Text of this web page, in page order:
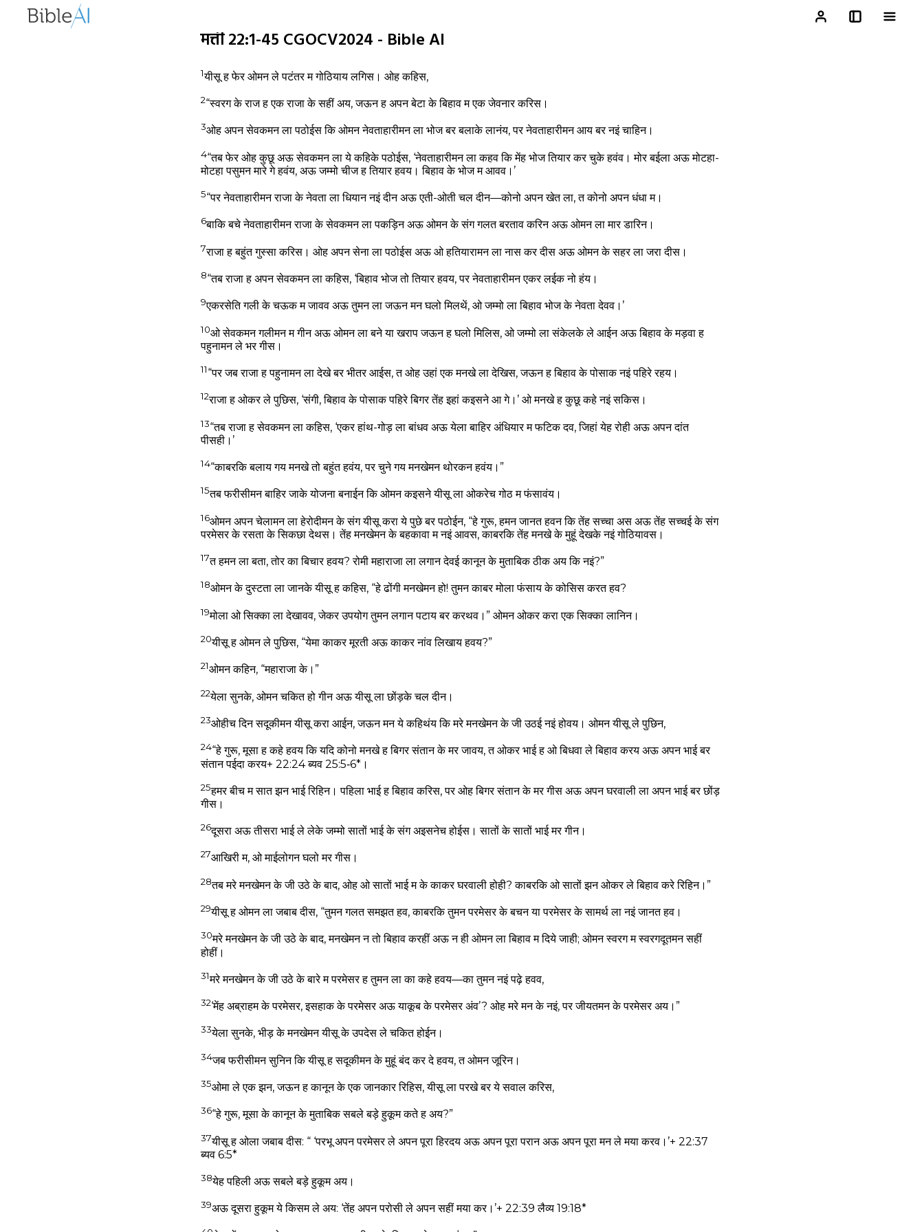
मत्ती 22:1-45 CGOCV2024 - Bible AI
1यीसू ह फेर ओमन ले पटंतर म गोठियाय लगिस। ओह कहिस,
2“स्वरग के राज ह एक राजा के सहीं अय, जऊन ह अपन बेटा के बिहाव म एक जेवनार करिस।
3ओह अपन सेवकमन ला पठोईस कि ओमन नेवताहारीमन ला भोज बर बलाके लानंय, पर नेवताहारीमन आय बर नइं चाहिन।
4“तब फेर ओह कुछू अऊ सेवकमन ला ये कहिके पठोईस, ‘नेवताहारीमन ला कहव कि मेंह भोज तियार कर चुके हवंव। मोर बईला अऊ मोटहा-
मोटहा पसुमन मारे गे हवंय, अऊ जम्मो चीज ह तियार हवय। बिहाव के भोज म आवव।’
5“पर नेवताहारीमन राजा के नेवता ला धियान नइं दीन अऊ एती-ओती चल दीन—कोनो अपन खेत ला, त कोनो अपन धंधा म।
6बाकि बचे नेवताहारीमन राजा के सेवकमन ला पकड़िन अऊ ओमन के संग गलत बरताव करिन अऊ ओमन ला मार डारिन।
7राजा ह बहुंत गुस्सा करिस। ओह अपन सेना ला पठोईस अऊ ओ हतियारामन ला नास कर दीस अऊ ओमन के सहर ला जरा दीस।
8“तब राजा ह अपन सेवकमन ला कहिस, ‘बिहाव भोज तो तियार हवय, पर नेवताहारीमन एकर लईक नो हंय।
9एकरसेति गली के चऊक म जावव अऊ तुमन ला जऊन मन घलो मिलथें, ओ जम्मो ला बिहाव भोज के नेवता देवव।’
10ओ सेवकमन गलीमन म गीन अऊ ओमन ला बने या खराप जऊन ह घलो मिलिस, ओ जम्मो ला संकेलके ले आईन अऊ बिहाव के मड़वा ह
पहुनामन ले भर गीस।
11“पर जब राजा ह पहुनामन ला देखे बर भीतर आईस, त ओह उहां एक मनखे ला देखिस, जऊन ह बिहाव के पोसाक नइं पहिरे रहय।
12राजा ह ओकर ले पुछिस, ‘संगी, बिहाव के पोसाक पहिरे बिगर तेंह इहां कइसने आ गे।’ ओ मनखे ह कुछू कहे नइं सकिस।
13“तब राजा ह सेवकमन ला कहिस, ‘एकर हांथ-गोड़ ला बांधव अऊ येला बाहिर अंधियार म फटिक दव, जिहां येह रोही अऊ अपन दांत
पीसही।’
14“काबरकि बलाय गय मनखे तो बहुंत हवंय, पर चुने गय मनखेमन थोरकन हवंय।”
15तब फरीसीमन बाहिर जाके योजना बनाईन कि ओमन कइसने यीसू ला ओकरेच गोठ म फंसावंय।
16ओमन अपन चेलामन ला हेरोदीमन के संग यीसू करा ये पुछे बर पठोईन, “हे गुरू, हमन जानत हवन कि तेंह सच्चा अस अऊ तेंह सच्चई के संग
परमेसर के रसता के सिकछा देथस। तेंह मनखेमन के बहकावा म नइं आवस, काबरकि तेंह मनखे के मुहूं देखके नइं गोठियावस।
17त हमन ला बता, तोर का बिचार हवय? रोमी महाराजा ला लगान देवई कानून के मुताबिक ठीक अय कि नइं?”
18ओमन के दुस्टता ला जानके यीसू ह कहिस, “हे ढोंगी मनखेमन हो! तुमन काबर मोला फंसाय के कोसिस करत हव?
19मोला ओ सिक्का ला देखावव, जेकर उपयोग तुमन लगान पटाय बर करथव।” ओमन ओकर करा एक सिक्का लानिन।
20यीसू ह ओमन ले पुछिस, “येमा काकर मूरती अऊ काकर नांव लिखाय हवय?”
21ओमन कहिन, “महाराजा के।”
22येला सुनके, ओमन चकित हो गीन अऊ यीसू ला छोंड़के चल दीन।
23ओहीच दिन सदूकीमन यीसू करा आईन, जऊन मन ये कहिथंय कि मरे मनखेमन के जी उठई नइं होवय। ओमन यीसू ले पुछिन,
24“हे गुरू, मूसा ह कहे हवय कि यदि कोनो मनखे ह बिगर संतान के मर जावय, त ओकर भाई ह ओ बिधवा ले बिहाव करय अऊ अपन भाई बर
संतान पईदा करय+ 22:24 ब्यव 25:5‑6*।
25हमर बीच म सात झन भाई रिहिन। पहिला भाई ह बिहाव करिस, पर ओह बिगर संतान के मर गीस अऊ अपन घरवाली ला अपन भाई बर छोंड़
गीस।
26दूसरा अऊ तीसरा भाई ले लेके जम्मो सातों भाई के संग अइसनेच होईस। सातों के सातों भाई मर गीन।
27आखिरी म, ओ माईलोगन घलो मर गीस।
28तब मरे मनखेमन के जी उठे के बाद, ओह ओ सातों भाई म के काकर घरवाली होही? काबरकि ओ सातों झन ओकर ले बिहाव करे रिहिन।”
29यीसू ह ओमन ला जबाब दीस, “तुमन गलत समझत हव, काबरकि तुमन परमेसर के बचन या परमेसर के सामर्थ ला नइं जानत हव।
30मरे मनखेमन के जी उठे के बाद, मनखेमन न तो बिहाव करहीं अऊ न ही ओमन ला बिहाव म दिये जाही; ओमन स्वरग म स्वरगदूतमन सहीं
होहीं।
31मरे मनखेमन के जी उठे के बारे म परमेसर ह तुमन ला का कहे हवय—का तुमन नइं पढ़े हवव,
32‘मेंह अब्राहम के परमेसर, इसहाक के परमेसर अऊ याकूब के परमेसर अंव’? ओह मरे मन के नइं, पर जीयतमन के परमेसर अय।”
33येला सुनके, भीड़ के मनखेमन यीसू के उपदेस ले चकित होईन।
34जब फरीसीमन सुनिन कि यीसू ह सदूकीमन के मुहूं बंद कर दे हवय, त ओमन जूरिन।
35ओमा ले एक झन, जऊन ह कानून के एक जानकार रिहिस, यीसू ला परखे बर ये सवाल करिस,
36“हे गुरू, मूसा के कानून के मुताबिक सबले बड़े हुकूम कते ह अय?”
37यीसू ह ओला जबाब दीस: “ ‘परभू अपन परमेसर ले अपन पूरा हिरदय अऊ अपन पूरा परान अऊ अपन पूरा मन ले मया करव।’+ 22:37
ब्यव 6:5*
38येह पहिली अऊ सबले बड़े हुकूम अय।
39अऊ दूसरा हुकूम ये किसम ले अय: ‘तेंह अपन परोसी ले अपन सहीं मया कर।’+ 22:39 लैव्य 19:18*